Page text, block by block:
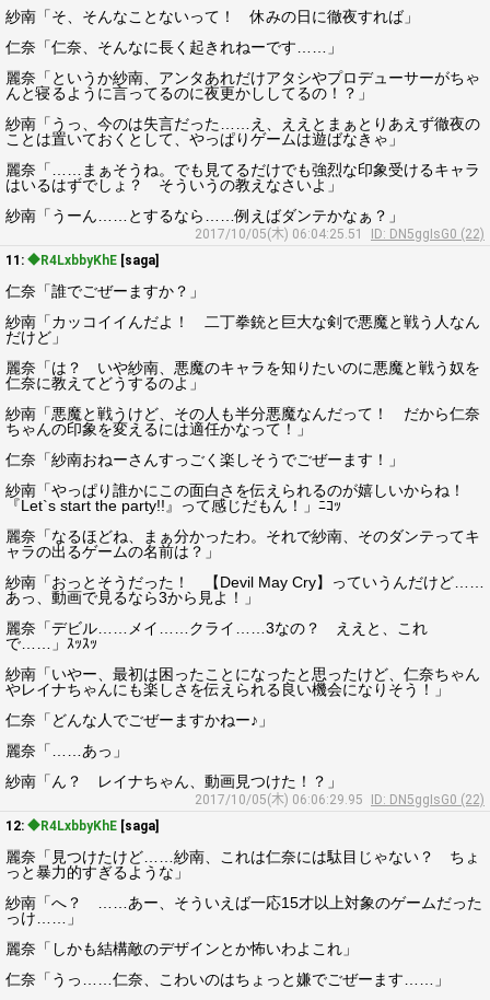
紗南「そ、そんなことないって！ 休みの日に徹夜すれば」
仁奈「仁奈、そんなに長く起きれねーです……」
麗奈「というか紗南、アンタあれだけアタシやプロデューサーがちゃ
んと寝るように言ってるのに夜更かししてるの！？」
紗南「うっ、今のは失言だった……え、ええとまぁとりあえず徹夜の
ことは置いておくとして、やっぱりゲームは遊ばなきゃ」
麗奈「……まぁそうね。でも見てるだけでも強烈な印象受けるキャラ
はいるはずでしょ？ そういうの教えなさいよ」
紗南「うーん……とするなら……例えばダンテかなぁ？」
2017/10/05(木) 06:04:25.51
ID: DN5ggIsG0 (22)
11: ◆R4LxbbyKhE [saga]
仁奈「誰でごぜーますか？」
紗南「カッコイイんだよ！ 二丁拳銃と巨大な剣で悪魔と戦う人なん
だけど」
麗奈「は？ いや紗南、悪魔のキャラを知りたいのに悪魔と戦う奴を
仁奈に教えてどうするのよ」
紗南「悪魔と戦うけど、その人も半分悪魔なんだって！ だから仁奈
ちゃんの印象を変えるには適任かなって！」
仁奈「紗南おねーさんすっごく楽しそうでごぜーます！」
紗南「やっぱり誰かにこの面白さを伝えられるのが嬉しいからね！
『Let`s start the party!!』って感じだもん！」ﾆｺｯ
麗奈「なるほどね、まぁ分かったわ。それで紗南、そのダンテってキ
ャラの出るゲームの名前は？」
紗南「おっとそうだった！ 【Devil May Cry】っていうんだけど……
あっ、動画で見るなら3から見よ！」
麗奈「デビル……メイ……クライ……3なの？ ええと、これ
で……」ｽｯｽｯ
紗南「いやー、最初は困ったことになったと思ったけど、仁奈ちゃん
やレイナちゃんにも楽しさを伝えられる良い機会になりそう！」
仁奈「どんな人でごぜーますかねー♪」
麗奈「……あっ」
紗南「ん？ レイナちゃん、動画見つけた！？」
2017/10/05(木) 06:06:29.95
ID: DN5ggIsG0 (22)
12: ◆R4LxbbyKhE [saga]
麗奈「見つけたけど……紗南、これは仁奈には駄目じゃない？ ちょ
っと暴力的すぎるような」
紗南「へ？ ……あー、そういえば一応15才以上対象のゲームだった
っけ……」
麗奈「しかも結構敵のデザインとか怖いわよこれ」
仁奈「うっ……仁奈、こわいのはちょっと嫌でごぜーます……」